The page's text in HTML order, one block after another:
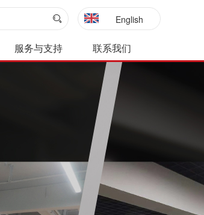
English
服务与支持 联系我们